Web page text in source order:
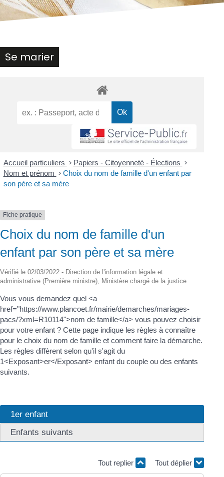
Se marier
Accueil particuliers > Papiers - Citoyenneté - Élections >
Nom et prénom > Choix du nom de famille d'un enfant par
son père et sa mère
Fiche pratique
Choix du nom de famille d'un
enfant par son père et sa mère
Vérifié le 02/03/2022 - Direction de l'information légale et
administrative (Première ministre), Ministère chargé de la justice
Vous vous demandez quel <a
href="https://www.plancoet.fr/mairie/demarches/mariages-
pacs/?xml=R10114">nom de famille</a> vous pouvez choisir
pour votre enfant ? Cette page indique les règles à connaître
pour le choix du nom de famille et comment faire la démarche.
Les règles diffèrent selon qu'il s'agit du
1<Exposant>er</Exposant> enfant du couple ou des enfants
suivants.
1er enfant
Enfants suivants
Tout replier Tout déplier